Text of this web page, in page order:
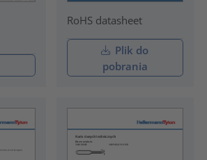
RoHS datasheet
Plik do
pobrania